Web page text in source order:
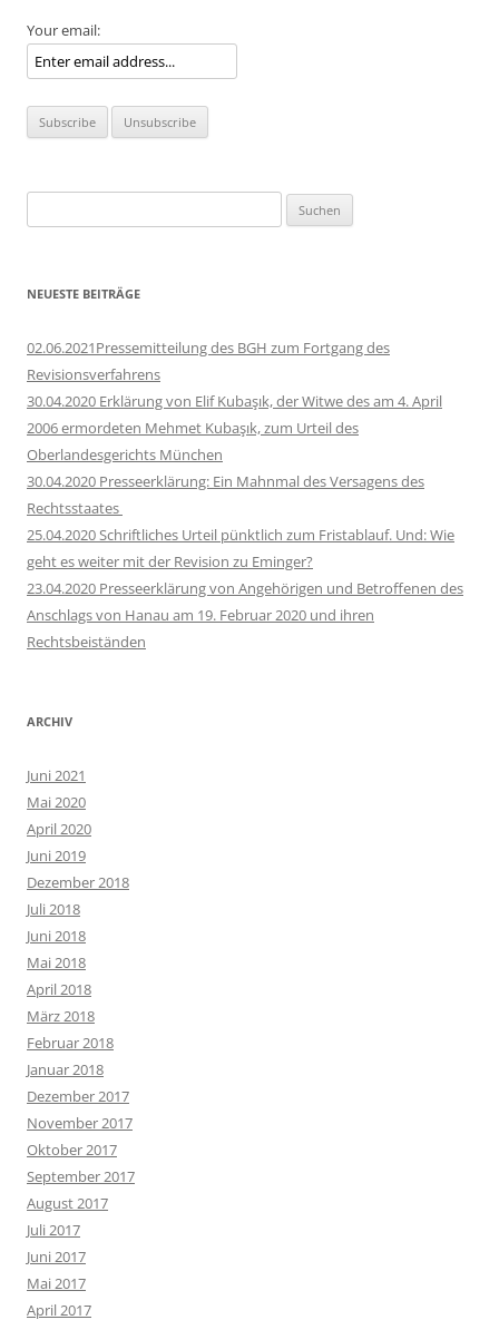
Your email:
nach:
NEUESTE BEITRÄGE
02.06.2021Pressemitteilung des BGH zum Fortgang des
Revisionsverfahrens
30.04.2020 Erklärung von Elif Kubaşık, der Witwe des am 4. April
2006 ermordeten Mehmet Kubaşık, zum Urteil des
Oberlandesgerichts München
30.04.2020 Presseerklärung: Ein Mahnmal des Versagens des
Rechtsstaates
25.04.2020 Schriftliches Urteil pünktlich zum Fristablauf. Und: Wie
geht es weiter mit der Revision zu Eminger?
23.04.2020 Presseerklärung von Angehörigen und Betroffenen des
Anschlags von Hanau am 19. Februar 2020 und ihren
Rechtsbeiständen
ARCHIV
Juni 2021
Mai 2020
April 2020
Juni 2019
Dezember 2018
Juli 2018
Juni 2018
Mai 2018
April 2018
März 2018
Februar 2018
Januar 2018
Dezember 2017
November 2017
Oktober 2017
September 2017
August 2017
Juli 2017
Juni 2017
Mai 2017
April 2017